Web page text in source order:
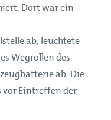
Dort war ein
ab, leuchtete
Wegrollen des
ab. Die
vor Eintreffen der